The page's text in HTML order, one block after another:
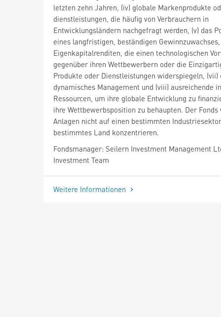
letzten zehn Jahren, (iv) globale Markenprodukte
dienstleistungen, die häufig von Verbrauchern in
Entwicklungsländern nachgefragt werden, (v) das
eines langfristigen, beständigen
Eigenkapitalrenditen, die einen technologischen
gegenüber ihren Wettbewerbern oder die
Produkte oder Dienstleistungen widerspiegeln, (vii)
dynamisches Management und (viii) ausreichende
Ressourcen, um ihre globale Entwicklung zu
ihre Wettbewerbsposition zu behaupten. Der Fonds
Anlagen nicht auf einen bestimmten
bestimmtes Land konzentrieren.
Fondsmanager: Seilern Investment Management
Investment Team
Weitere Informationen